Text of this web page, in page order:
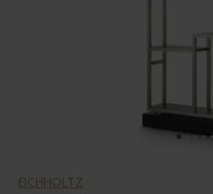
EICHHOLTZ